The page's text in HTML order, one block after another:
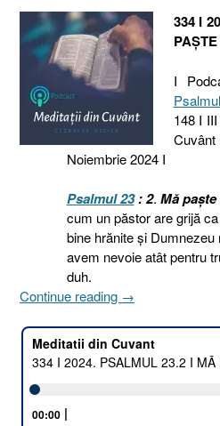
334 I
I
148 I
Cuvânt
Noiembrie 2024 I
Psalmul 23: 2. Mă
cum un păstor are grijă
bine hrănite și
avem nevoie atât pentru
duh.
Continue reading „334
2024.
PSALMUL
23.2
→